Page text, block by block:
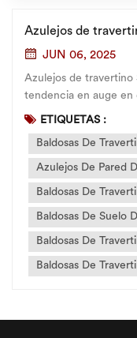
Azulejos de
JUN 06, 2025
Azulejos de travertino
tendencia en auge en
construcción, gracias
calidad de vida.
natural, los azulejos
ETIQUETAS :
Baldosas De
Azulejos De Pared
Baldosas De
Baldosas De Suelo
Baldosas De
Baldosas De